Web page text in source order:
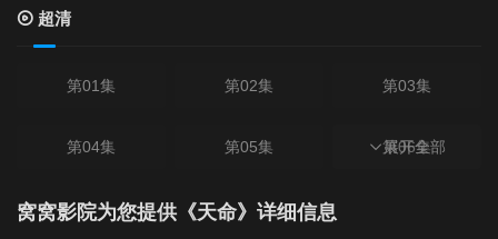
超清
第01集 第02集 第03集
第04集 第05集 第06集
第07集 第08集
展开全部
窝窝影院为您提供《天命》详细信息